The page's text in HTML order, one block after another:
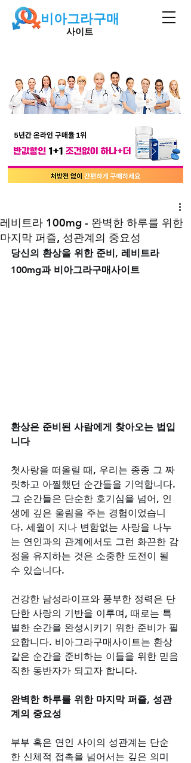
비아그라구매
사이트
레비트라 100mg - 완벽한 하루를 위한
마지막 퍼즐, 성관계의 중요성
당신의 환상을 위한 준비, 레비트라
100mg과 비아그라구매사이트
환상은 준비된 사람에게 찾아오는 법입
니다
첫사랑을 떠올릴 때, 우리는 종종 그 짜
릿하고 아찔했던 순간들을 기억합니다.
그 순간들은 단순한 호기심을 넘어, 인
생에 깊은 울림을 주는 경험이었습니
다. 세월이 지나 변함없는 사랑을 나누
는 연인과의 관계에서도 그런 화끈한 감
정을 유지하는 것은 소중한 도전이 될
수 있습니다.
건강한 남성라이프와 풍부한 정력은 단
단한 사랑의 기반을 이루며, 때로는 특
별한 순간을 완성시키기 위한 준비가 필
요합니다. 비아그라구매사이트는 환상
같은 순간을 준비하는 이들을 위한 믿음
직한 동반자가 되고자 합니다.
완벽한 하루를 위한 마지막 퍼즐, 성관
계의 중요성
부부 혹은 연인 사이의 성관계는 단순
한 신체적 접촉을 넘어서는 깊은 의미